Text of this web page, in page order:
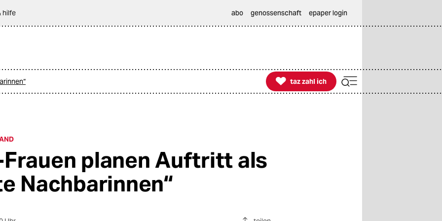
hilfe abo genossenschaft epaper login

taz zahl ich
taz zahl ich
Frauen planen Auftritt als
Nachbarinnen“